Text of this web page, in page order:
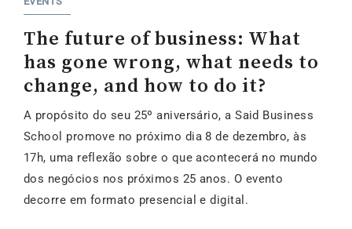
The future of business: What
has gone wrong, what needs to
change, and how to do it?
A propósito do seu 25º aniversário, a Said Business
School promove no próximo dia 8 de dezembro, às
17h, uma reflexão sobre o que acontecerá no mundo
dos negócios nos próximos 25 anos. O evento
decorre em formato presencial e digital.